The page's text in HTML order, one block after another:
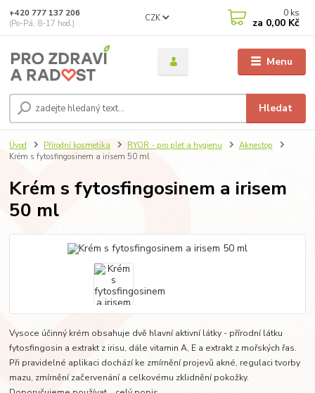
Menu
CZK
Hledat
+420 777 137 206
(Po-Pá, 8-17 hod.)
0 ks
za 0,00 Kč
Úvod Přírodní kosmetika RYOR - pro pleť a hygienu
Aknestop
Krém s fytosfingosinem a irisem 50 ml
Krém s fytosfingosinem a irisem
50 ml
Vysoce účinný krém obsahuje dvě hlavní aktivní látky - přírodní látku
fytosfingosin a extrakt z irisu, dále vitamin A, E a extrakt z mořských řas.
Při pravidelné aplikaci dochází ke zmírnění projevů akné, regulaci tvorby
mazu, zmírnění začervenání a celkovému zklidnění pokožky.